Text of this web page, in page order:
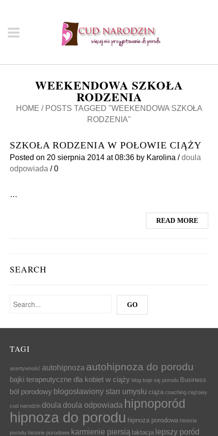
WEEKENDOWA SZKOŁA
RODZENIA
HOME / POSTS TAGGED "WEEKENDOWA SZKOŁA
RODZENIA"
SZKOŁA RODZENIA W POŁOWIE CIĄŻY
Posted on 20 sierpnia 2014 at 08:36 by Karolina /doula
odpowiada /0
…
READ MORE
SEARCH
TAGI
asertywność autohipnoza autohipnoza do porodu
bajki terapeutyczne dla kobiet w ciąży blog boje się porodu Business
ból porodowy błogosławiony stan umysłu ciąża coaching ciążowy
cud narodzin doula doula odpowiada hipnoporód
hipnoza do porodu hipnoza porodowa historia
porodu historie porodowe karmienie piersią laktacja lepszy poród